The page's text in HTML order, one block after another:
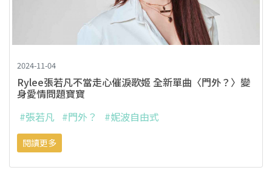
2024-11-04
Rylee張若凡不當走心催淚歌姬 全新單曲〈門外？〉變
身愛情問題寶寶
#張若凡 #門外？ #妮波自由式
閱讀更多